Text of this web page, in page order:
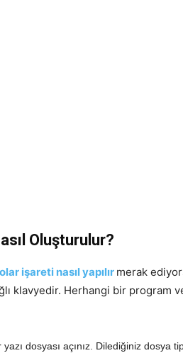
Oluşturulur?
işareti nasıl yapılır merak
klavyedir. Herhangi bir program
dosyası açınız. Dilediğiniz dosya